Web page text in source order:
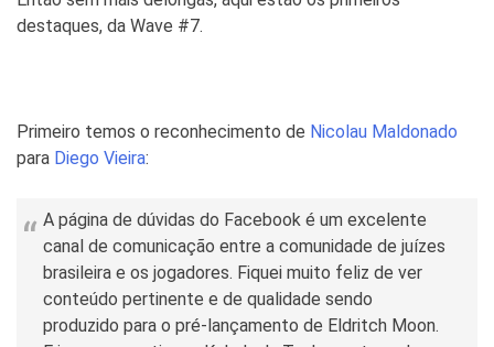
destaques, da Wave #7.
Primeiro temos o reconhecimento de Nicolau Maldonado
para Diego Vieira:
A página de dúvidas do Facebook é um excelente
canal de comunicação entre a comunidade de juízes
brasileira e os jogadores. Fiquei muito feliz de ver
conteúdo pertinente e de qualidade sendo
produzido para o pré-lançamento de Eldritch Moon.